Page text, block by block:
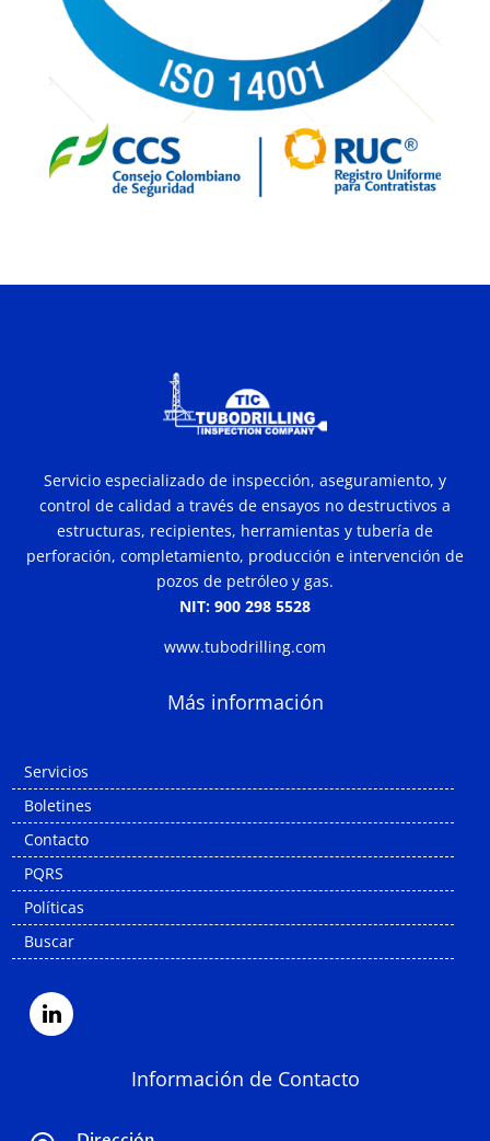
Servicio especializado de inspección, aseguramiento, y
control de calidad a través de ensayos no destructivos a
estructuras, recipientes, herramientas y tubería de
perforación, completamiento, producción e intervención de
pozos de petróleo y gas.
NIT: 900 298 5528
www.tubodrilling.com
Más información
Servicios
Boletines
Contacto
PQRS
Políticas
Buscar
Información de Contacto